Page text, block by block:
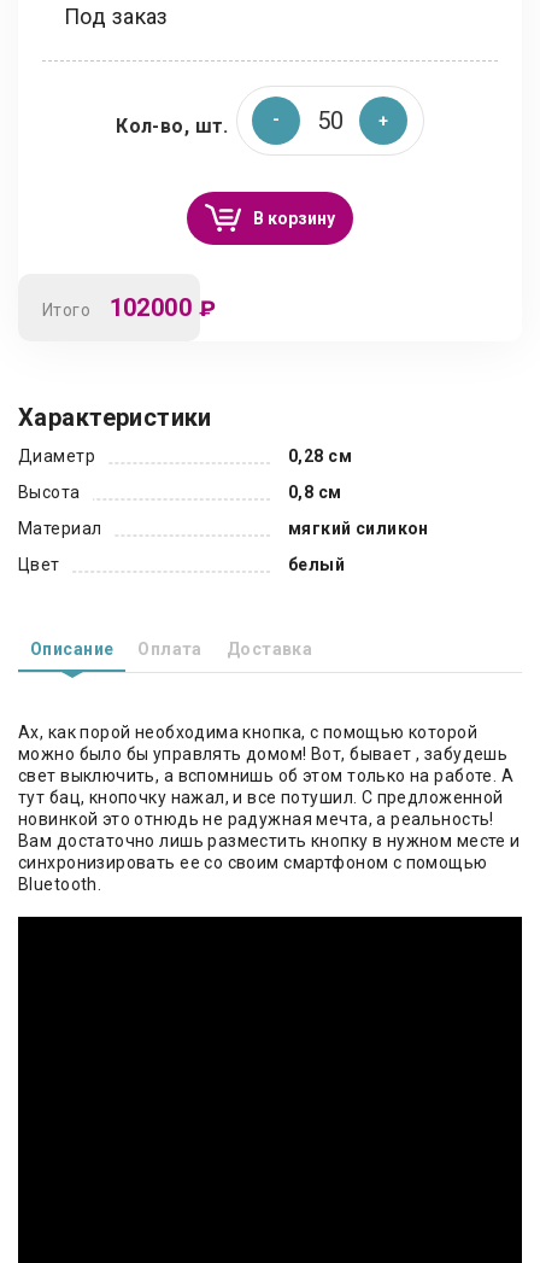
Под заказ
Кол-во, шт.
В корзину
Итого 102000 ₽
Характеристики
Диаметр
0,28 см
Высота
0,8 см
Материал
мягкий силикон
Цвет
белый
Описание Оплата Доставка
Ах, как порой необходима кнопка, с помощью которой
можно было бы управлять домом! Вот, бывает , забудешь
свет выключить, а вспомнишь об этом только на работе. А
тут бац, кнопочку нажал, и все потушил. С предложенной
новинкой это отнюдь не радужная мечта, а реальность!
Вам достаточно лишь разместить кнопку в нужном месте и
синхронизировать ее со своим смартфоном с помощью
Bluetooth.